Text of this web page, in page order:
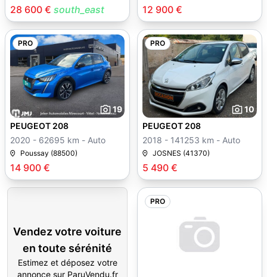
28 600 € south_east 12 900 €
PRO
19
14 900 €
PEUGEOT 208
2020 - 62695 km - Auto
Poussay (88500)
PRO
10
5 490 €
PEUGEOT 208
2018 - 141253 km - Auto
JOSNES (41370)
Vendez votre voiture
en toute sérénité
Estimez et déposez votre
annonce sur ParuVendu.fr
PRO